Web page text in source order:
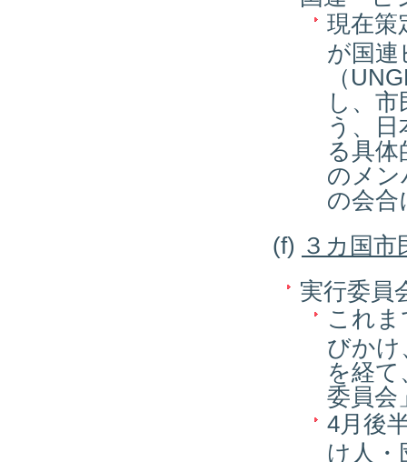
現在策
が国連
（
し、
う、日
る具
のメン
の会合
(f) ３カ国市
実行委員
これ
びかけ
を経て
委員会
4月後
け人・